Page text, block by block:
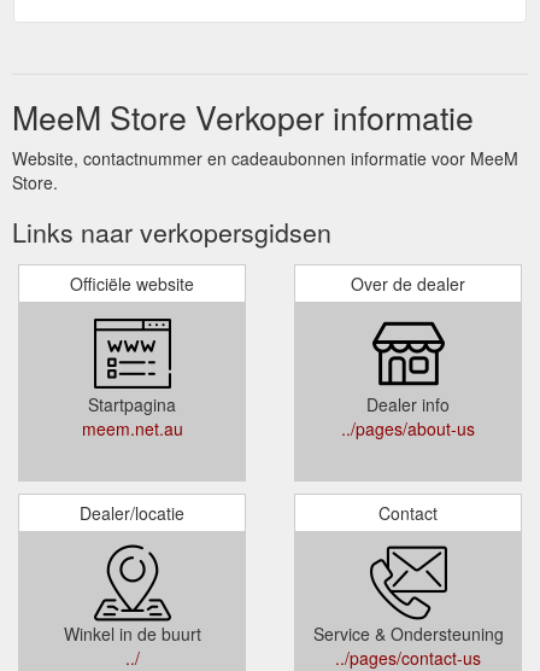
MeeM Store Verkoper informatie
Website, contactnummer en cadeaubonnen informatie voor MeeM
Store.
Links naar verkopersgidsen
Officiële website
Startpagina
meem.net.au
Over de dealer
Dealer info
../pages/about-us
Dealer/locatie
Winkel in de buurt
../
Contact
Service & Ondersteuning
../pages/contact-us